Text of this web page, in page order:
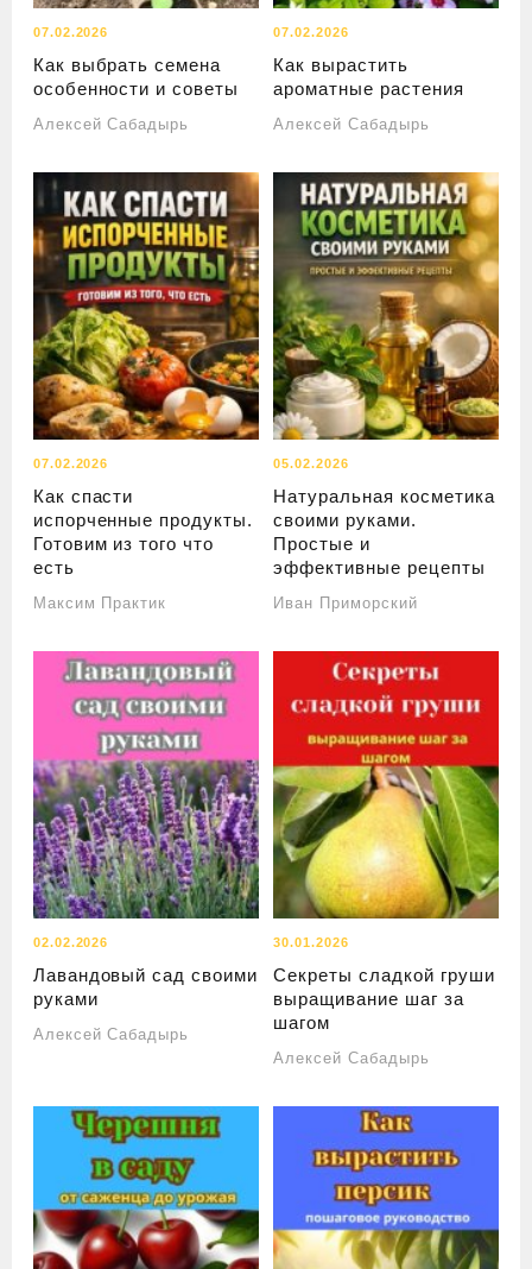
07.02.2026
Как выбрать семена
особенности и советы
Алексей Сабадырь
07.02.2026
Как вырастить
ароматные растения
Алексей Сабадырь
07.02.2026
Как спасти
испорченные продукты.
Готовим из того что
есть
Максим Практик
05.02.2026
Натуральная косметика
своими руками.
Простые и
эффективные рецепты
Иван Приморский
02.02.2026
Лавандовый сад своими
руками
Алексей Сабадырь
30.01.2026
Секреты сладкой груши
выращивание шаг за
шагом
Алексей Сабадырь